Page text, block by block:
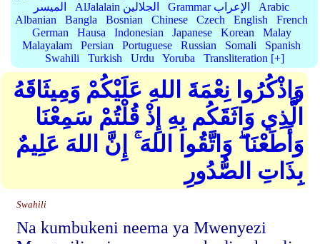
الميسر
AlJalalain الجلالين Grammar الإعراب
Arabic
Albanian
Bangla Bosnian Chinese Czech English
French
German
Hausa Indonesian Japanese Korean
Malay
Malayalam
Persian Portuguese Russian Somali
Spanish
Swahili
Turkish Urdu Yoruba Transliteration [+]
وَاذْكُرُوا نِعْمَةَ اللهِ عَلَيْكُمْ وَمِيثَاقَهُ
الَّذِي وَاثَقَكُم بِهِ إِذْ قُلْتُمْ سَمِعْنَا
وَأَطَعْنَا ۖ وَاتَّقُوا اللهَ ۚ إِنَّ اللهَ عَلِيمٌ
بِذَاتِ الصُّدُورِ
Swahili
Na kumbukeni neema ya Mwenyezi